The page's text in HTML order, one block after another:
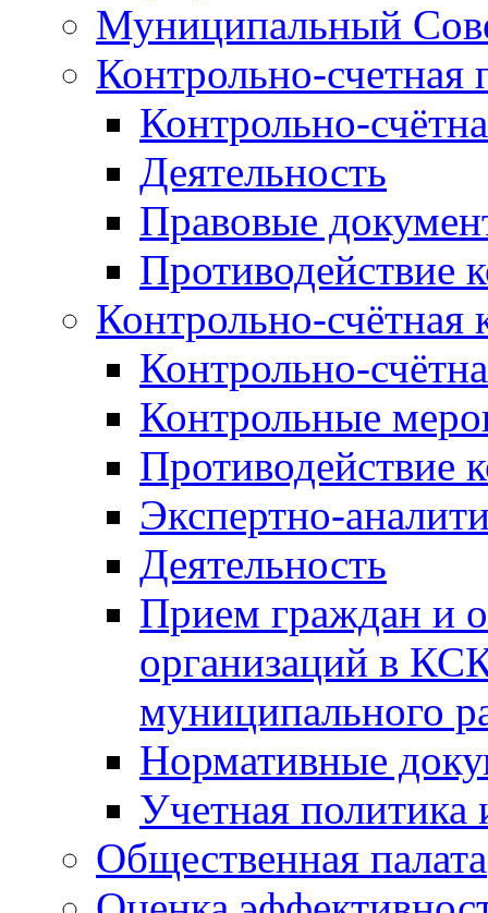
Муниципальный
Контрольно-счетная
Контрольно-
Деятельность
Правовые
Противодействие
Контрольно-счётная
Контрольно-
Контрольные
Противодействие
Экспертно-
Деятельность
Прием граждан и
организаций в
муниципального
Нормативные
Учетная политика
Общественная палата